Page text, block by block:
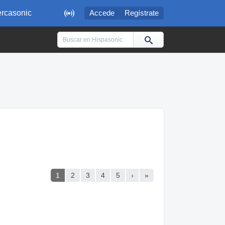
 Accede Regístrate
1 2 3 4 5 › »